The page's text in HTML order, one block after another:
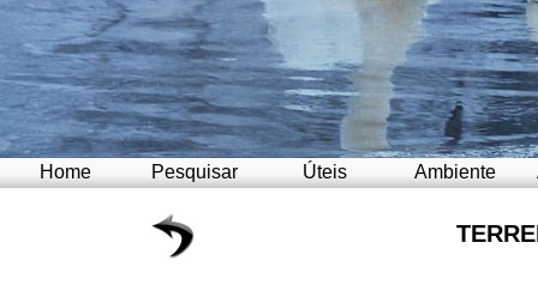
Home Pesquisar Úteis Ambiente